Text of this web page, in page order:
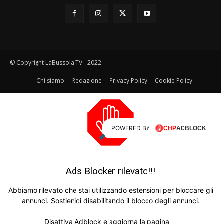
© Copyright LaBussola TV - 2022
Chi siamo Redazione Privacy Policy Cookie Policy
Ads Blocker rilevato!!!
Abbiamo rilevato che stai utilizzando estensioni per bloccare gli
annunci. Sostienici disabilitando il blocco degli annunci.
Disattiva Adblock e aggiorna la pagina
POWERED BY